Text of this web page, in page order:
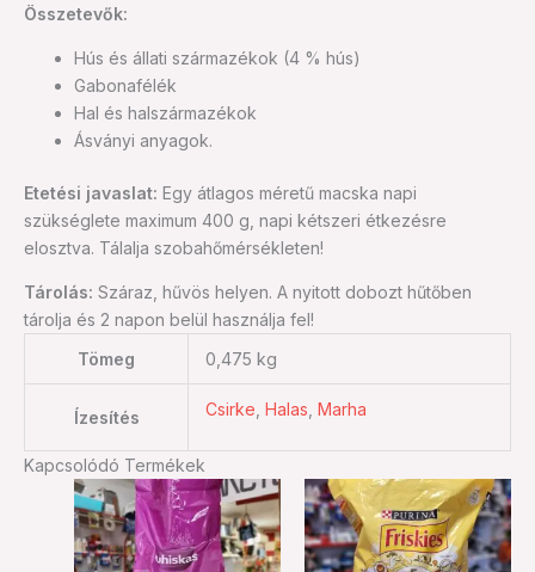
Összetevők:
Hús és állati származékok (4 % hús)
Gabonafélék
Hal és halszármazékok
Ásványi anyagok.
Etetési javaslat: Egy átlagos méretű macska napi
szükséglete maximum 400 g, napi kétszeri étkezésre
elosztva. Tálalja szobahőmérsékleten!
Tárolás: Száraz, hűvös helyen. A nyitott dobozt hűtőben
tárolja és 2 napon belül használja fel!
Tömeg
0,475 kg
Ízesítés Csirke Halas Marha
Kapcsolódó Termékek
Ennek
a
terméknek